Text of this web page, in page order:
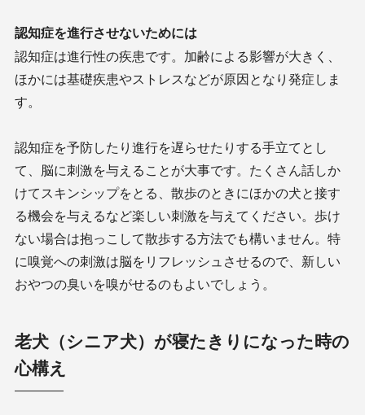
認知症を進行させないためには
認知症は進行性の疾患です。加齢による影響が大きく、
ほかには基礎疾患やストレスなどが原因となり発症しま
す。
認知症を予防したり進行を遅らせたりする手立てとし
て、脳に刺激を与えることが大事です。たくさん話しか
けてスキンシップをとる、散歩のときにほかの犬と接す
る機会を与えるなど楽しい刺激を与えてください。歩け
ない場合は抱っこして散歩する方法でも構いません。特
に嗅覚への刺激は脳をリフレッシュさせるので、新しい
おやつの臭いを嗅がせるのもよいでしょう。
老犬（シニア犬）が寝たきりになった時の
心構え